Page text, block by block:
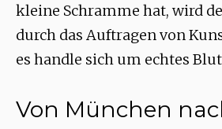
kleine Schramme hat, wird
durch das Auftragen von
es handle sich um echtes
Von München